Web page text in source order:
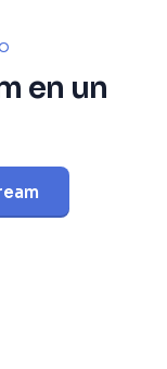
en un